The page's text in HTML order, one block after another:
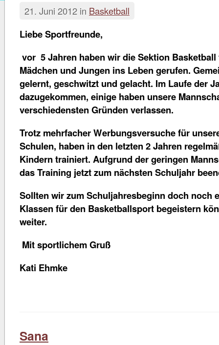
21. Juni 2012 in Basketball
Liebe Sportfreunde,
vor 5 Jahren haben wir die Sektion
Mädchen und Jungen ins Leben gerufen.
gelernt, geschwitzt und gelacht. Im Laufe der
dazugekommen, einige haben unsere
verschiedensten Gründen verlassen.
Trotz mehrfacher Werbungsversuche für
Schulen, haben in den letzten 2 Jahren
Kindern trainiert. Aufgrund der geringen
das Training jetzt zum nächsten Schuljahr
Sollten wir zum Schuljahresbeginn doch noch
Klassen für den Basketballsport begeistern
weiter.
Mit sportlichem Gruß
Kati Ehmke
Sana